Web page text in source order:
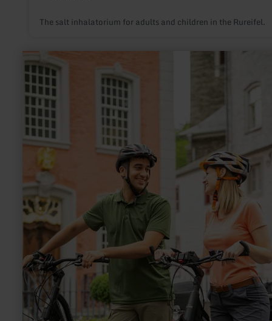
The salt inhalatorium for adults and children in the Rureifel.
learn
more
about:
Pedelec-
Verleih
Nationalpark-
Tor
Höfen